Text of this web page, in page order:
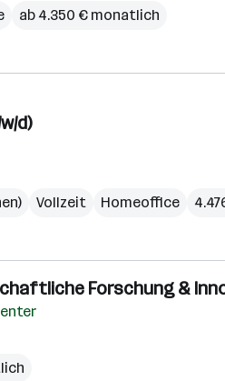
ab 4.350 € monatlich
d)
Vollzeit Homeoffice
Forschung &